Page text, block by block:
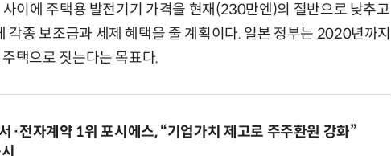
이에 주택용 발전기기 가격을 현재(230만엔)의 절반으로 낮추고
각종 보조금과 세제 혜택을 줄 계획이다. 일본 정부는 2020년까지
택으로 짓는다는 목표다.
·전자계약 1위 포시에스, “기업가치 제고로 주주환원 강화”